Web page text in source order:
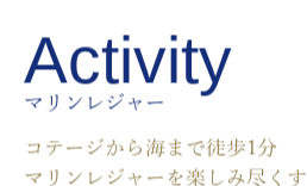
Activity
マリンレジャー
コテージから海まで徒歩1分
マリンレジャーを楽しみ尽くす